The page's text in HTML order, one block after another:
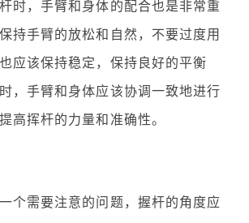
时，手臂和身体的配合也是非常重
持手臂的放松和自然，不要过度用
应该保持稳定，保持良好的平衡
，手臂和身体应该协调一致地进行
高挥杆的力量和准确性。
个需要注意的问题，握杆的角度应